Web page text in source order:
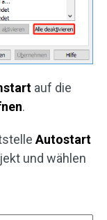
auf die
.
Autostart
und wählen